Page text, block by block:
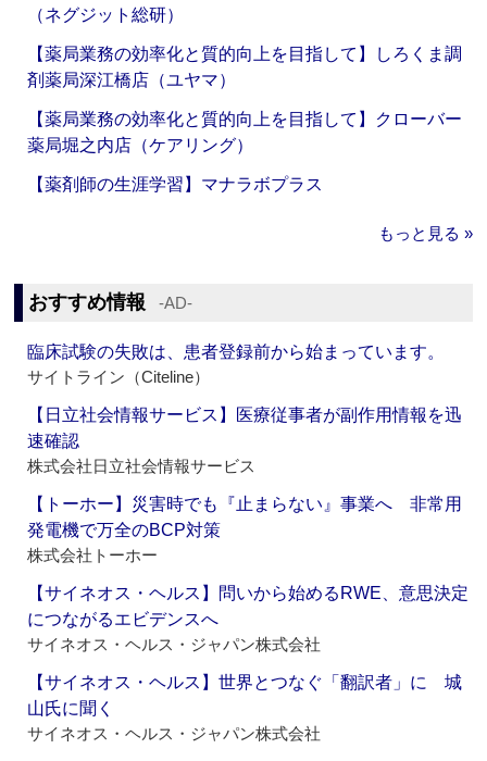
（ネグジット総研）
【薬局業務の効率化と質的向上を目指して】しろくま調
剤薬局深江橋店（ユヤマ）
【薬局業務の効率化と質的向上を目指して】クローバー
薬局堀之内店（ケアリング）
【薬剤師の生涯学習】マナラボプラス
もっと見る »
おすすめ情報 ‐AD‐
臨床試験の失敗は、患者登録前から始まっています。
サイトライン（Citeline）
【日立社会情報サービス】医療従事者が副作用情報を迅
速確認
株式会社日立社会情報サービス
【トーホー】災害時でも『止まらない』事業へ 非常用
発電機で万全のBCP対策
株式会社トーホー
【サイネオス・ヘルス】問いから始めるRWE、意思決定
につながるエビデンスへ
サイネオス・ヘルス・ジャパン株式会社
【サイネオス・ヘルス】世界とつなぐ「翻訳者」に 城
山氏に聞く
サイネオス・ヘルス・ジャパン株式会社